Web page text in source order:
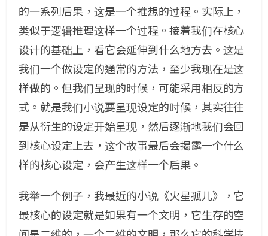
的一系列后果，这是一个推想的过程。实际上，
类似于逻辑推理这样一个过程。接着我们在核心
设计的基础上，看它会延伸到什么地方去。这是
我们一个做设定的通常的方法，至少我现在是这
样做的。但我们呈现的时候，可能采用相反的方
式。就是我们小说要呈现设定的时候，其实往往
是从衍生的设定开始呈现，然后逐渐地我们会回
到核心设定上去，这个故事最后会揭露一个什么
样的核心设定，会产生这样一个后果。
我举一个例子，我最近的小说《火星孤儿》，它
最核心的设定就是如果有一个文明，它生存的空